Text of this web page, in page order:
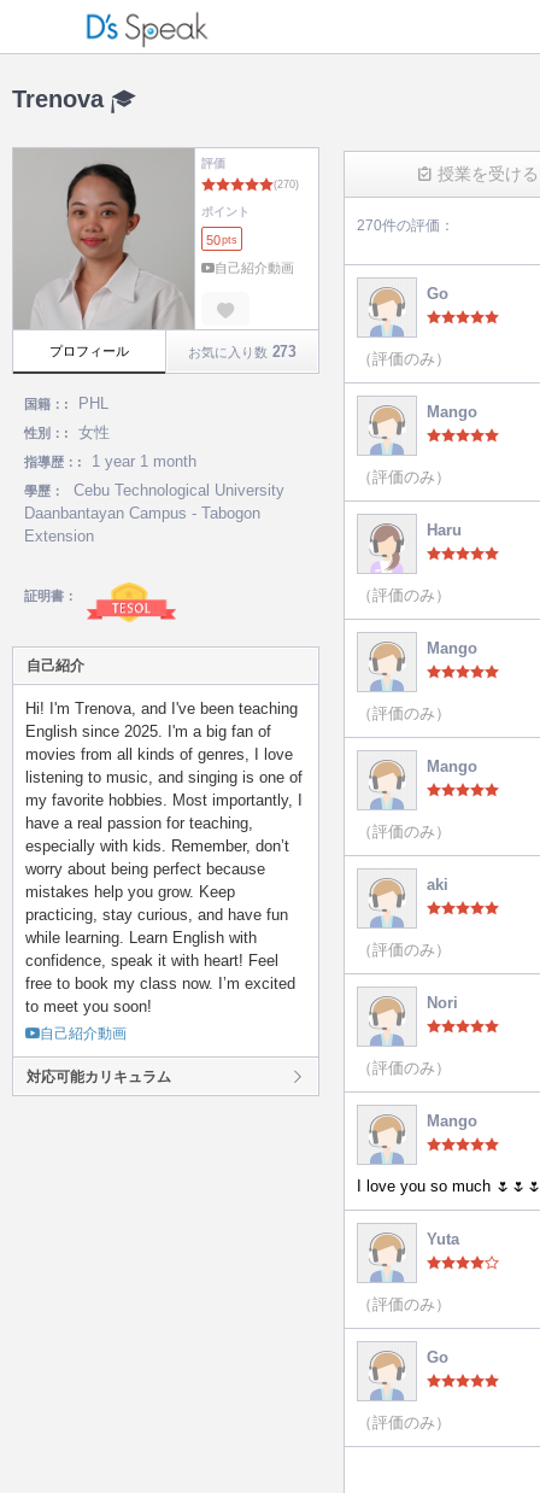
Trenova
評価
ポイント
50pts
自己紹介動画
プロフィール お気に入り数 273
国籍：: PHL
性別：: 女性
指導歴：: 1 year 1 month
學歷：
Cebu Technological University
Daanbantayan Campus - Tabogon
Extension
証明書：
自己紹介
Hi! I'm Trenova, and I've been teaching
English since 2025. I'm a big fan of
movies from all kinds of genres, I love
listening to music, and singing is one of
my favorite hobbies. Most importantly, I
have a real passion for teaching,
especially with kids. Remember, don’t
worry about being perfect because
mistakes help you grow. Keep
practicing, stay curious, and have fun
while learning. Learn English with
confidence, speak it with heart! Feel
free to book my class now. I’m excited
to meet you soon!
自己紹介動画
対応可能カリキュラム
授業を受ける
270件の評価：
Go
（評価のみ）
Mango
（評価のみ）
Haru
（評価のみ）
Mango
（評価のみ）
Mango
（評価のみ）
aki
（評価のみ）
Nori
（評価のみ）
Mango
I love you so much
Yuta
（評価のみ）
Go
（評価のみ）